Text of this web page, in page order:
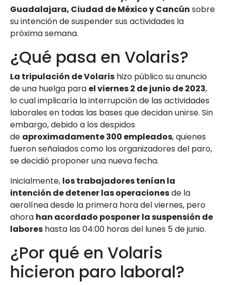
Guadalajara, Ciudad de México y Cancún sobre
su intención de suspender sus actividades la
próxima semana.
¿Qué pasa en Volaris?
La tripulación de Volaris hizo público su anuncio
de una huelga para el viernes 2 de junio de 2023,
lo cual implicaría la interrupción de las actividades
laborales en todas las bases que decidan unirse. Sin
embargo, debido a los despidos
de aproximadamente 300 empleados, quienes
fueron señalados como los organizadores del paro,
se decidió proponer una nueva fecha.
Inicialmente, los trabajadores tenían la
intención de detener las operacionesde la
aerolínea desde la primera hora del viernes, pero
ahora han acordado posponer la suspensión de
labores hasta las 04:00 horas del lunes 5 de junio.
¿Por qué en Volaris
hicieron paro laboral?